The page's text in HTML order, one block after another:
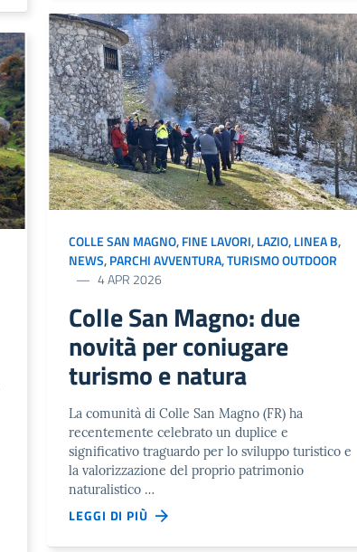
COLLE SAN MAGNO,FINE LAVORI,LAZIO,LINEA B,
NEWS,PARCHI AVVENTURA,TURISMO OUTDOOR
4 APR 2026
Colle San Magno: due
novità per coniugare
turismo e natura
La comunità di Colle San Magno (FR) ha
recentemente celebrato un duplice e
significativo traguardo per lo sviluppo turistico e
la valorizzazione del proprio patrimonio
naturalistico …
LEGGI DI PIÙ